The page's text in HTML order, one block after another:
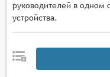
руководителей в одном
устройства.